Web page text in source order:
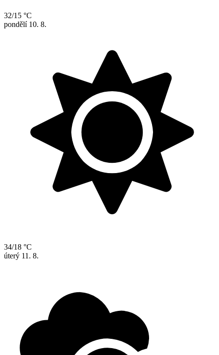
32/15 °C
pondělí 10. 8.
34/18 °C
úterý 11. 8.